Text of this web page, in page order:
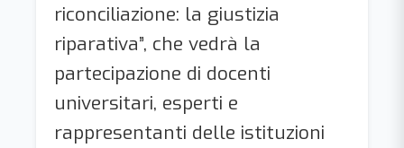
riconciliazione: la giustizia
riparativa”, che vedrà la
partecipazione di docenti
universitari, esperti e
rappresentanti delle istituzioni